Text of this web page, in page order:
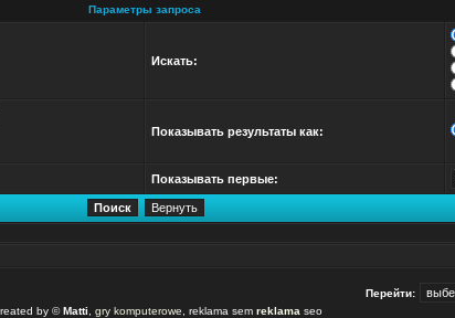
Параметры запроса
Искать:
Показывать результаты как:
Показывать первые:
Перейти:
by ©Matti gry komputerowe , reklama sem reklama seo